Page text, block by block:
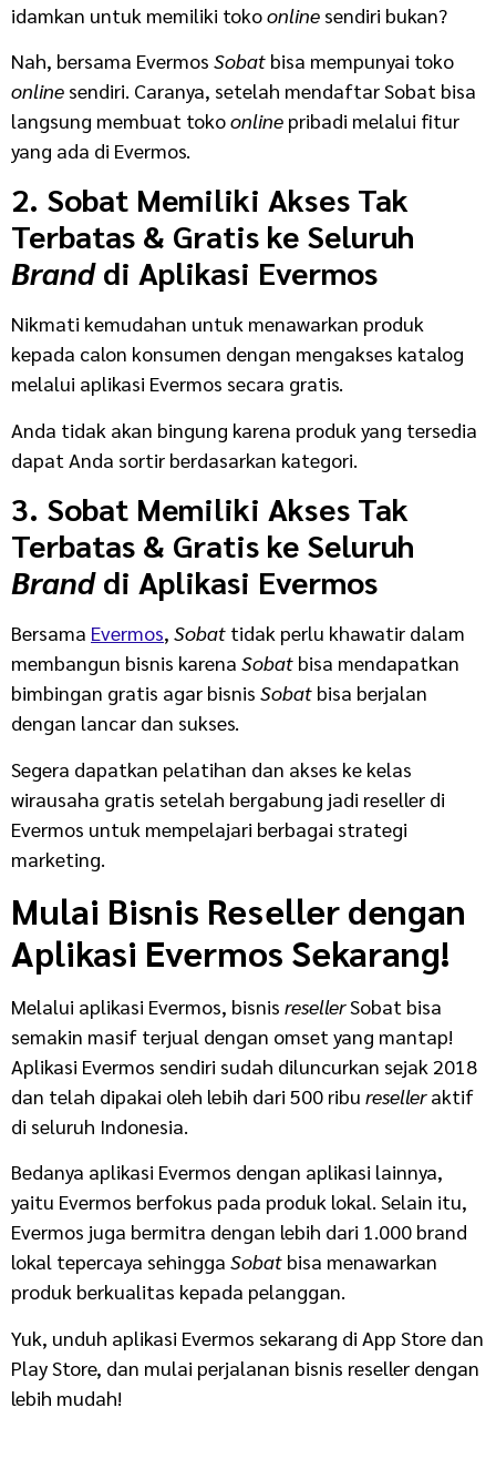
idamkan untuk memiliki tokoonline sendiri bukan?
Nah, bersama Evermos Sobat bisa mempunyai toko
online sendiri. Caranya, setelah mendaftar Sobat bisa
langsung membuat tokoonline pribadi melalui fitur
yang ada di Evermos.
2. Sobat Memiliki Akses Tak
Terbatas & Gratis ke Seluruh
Branddi Aplikasi Evermos
Nikmati kemudahan untuk menawarkan produk
kepada calon konsumen dengan mengakses katalog
melalui aplikasi Evermos secara gratis.
Anda tidak akan bingung karena produk yang tersedia
dapat Anda sortir berdasarkan kategori.
3. Sobat Memiliki Akses Tak
Terbatas & Gratis ke Seluruh
Branddi Aplikasi Evermos
Bersama Evermos, Sobat tidak perlu khawatir dalam
membangun bisnis karena Sobat bisa mendapatkan
bimbingan gratis agar bisnis Sobat bisa berjalan
dengan lancar dan sukses.
Segera dapatkan pelatihan dan akses ke kelas
wirausaha gratis setelah bergabung jadi reseller di
Evermos untuk mempelajari berbagai strategi
marketing.
Mulai Bisnis Reseller dengan
Aplikasi Evermos Sekarang!
Melalui aplikasi Evermos, bisnis resellerSobat bisa
semakin masif terjual dengan omset yang mantap!
Aplikasi Evermos sendiri sudah diluncurkan sejak 2018
dan telah dipakai oleh lebih dari 500 ribu reselleraktif
di seluruh Indonesia.
Bedanya aplikasi Evermos dengan aplikasi lainnya,
yaitu Evermos berfokus pada produk lokal. Selain itu,
Evermos juga bermitra dengan lebih dari 1.000 brand
lokal tepercaya sehingga Sobat bisa menawarkan
produk berkualitas kepada pelanggan.
Yuk, unduh aplikasi Evermos sekarang di App Store dan
Play Store, dan mulai perjalanan bisnis reseller dengan
lebih mudah!